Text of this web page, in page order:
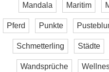
Mandala Maritim
Pferd Punkte
Schmetterling Städte
Wandsprüche